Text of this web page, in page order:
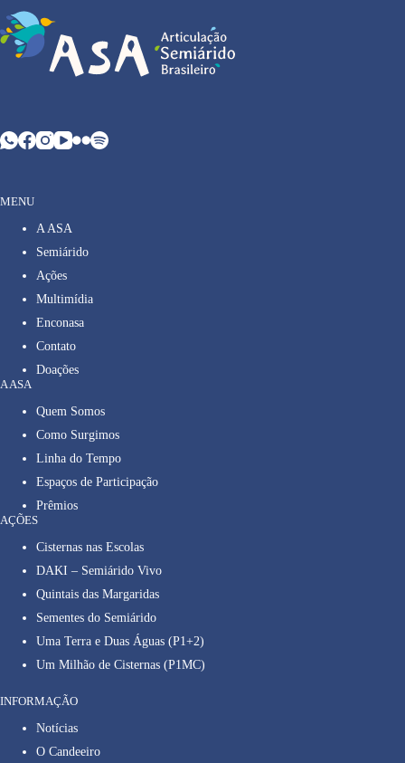
MENU
A ASA
Semiárido
Ações
Multimídia
Enconasa
Contato
Doações
A ASA
Quem Somos
Como Surgimos
Linha do Tempo
Espaços de Participação
Prêmios
AÇÕES
Cisternas nas Escolas
DAKI – Semiárido Vivo
Quintais das Margaridas
Sementes do Semiárido
Uma Terra e Duas Águas (P1+2)
Um Milhão de Cisternas (P1MC)
INFORMAÇÃO
Notícias
O Candeeiro